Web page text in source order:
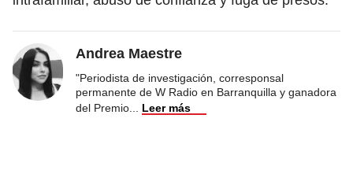
Andrea Maestre
"Periodista de investigación, corresponsal
permanente de W Radio en Barranquilla y ganadora
del Premio
Leer más